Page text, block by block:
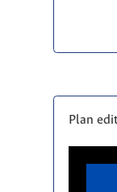
Plan